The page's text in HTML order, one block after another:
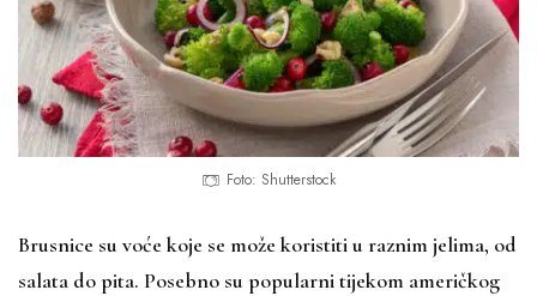
Foto: Shutterstock
Brusnice su voće koje se može koristiti u raznim jelima, od
salata do pita. Posebno su popularni tijekom američkog